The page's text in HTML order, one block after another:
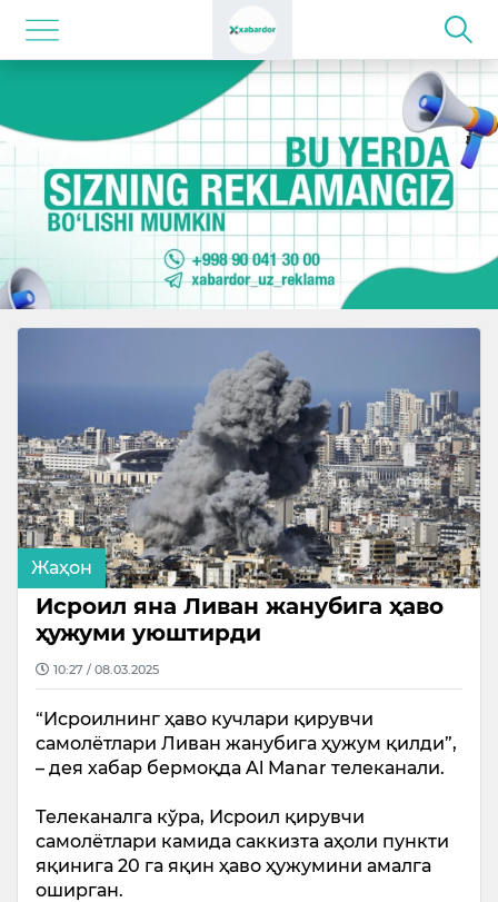
Жаҳон
Исроил яна Ливан жанубига ҳаво
ҳужуми уюштирди
10:27 / 08.03.2025
“Исроилнинг ҳаво кучлари қирувчи
самолётлари Ливан жанубига ҳужум қилди”,
– дея хабар бермоқда Al Manar телеканали.
Телеканалга кўра, Исроил қирувчи
самолётлари камида саккизта аҳоли пункти
яқинига 20 га яқин ҳаво ҳужумини амалга
оширган.